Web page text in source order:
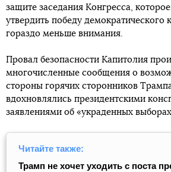
защите заседания Конгресса,
утвердить победу демократического
гораздо меньше внимания.
Провал безопасности Капитолия
многочисленные сообщения о
стороны горячих сторонников
вдохновлялись президентскими
заявлениями об «украденных
Читайте также:
Трамп не хочет уходить с поста